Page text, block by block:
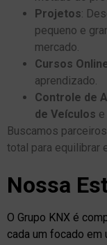
Projetos:
pequeno e
mercado.
Cursos
aprendizado.
Controle de
de Veículos
Buscamos
total para equilibrar
Nossa
O Grupo KNX é
cada um focado em